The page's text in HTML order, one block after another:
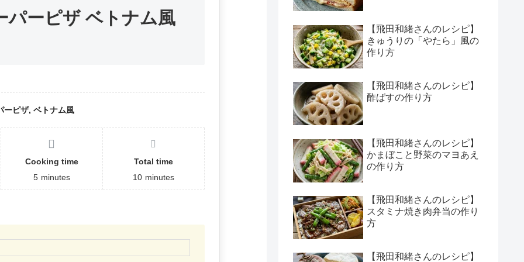
パーピザ ベトナム風
ーピザ, ベトナム風
Cooking time
5 minutes
Total time
10 minutes
【飛田和緒さんのレシピ】
きゅうりの「やたら」風の
作り方
【飛田和緒さんのレシピ】
酢ばすの作り方
【飛田和緒さんのレシピ】
かまぼこと野菜のマヨあえ
の作り方
【飛田和緒さんのレシピ】
スタミナ焼き肉弁当の作り
方
【飛田和緒さんのレシピ】